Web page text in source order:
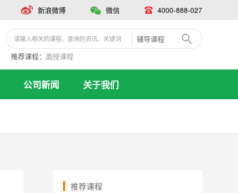
新浪微博 微信 4000-888-027
辅导课程
推荐课程： 面授课程
公司新闻 关于我们
推荐课程